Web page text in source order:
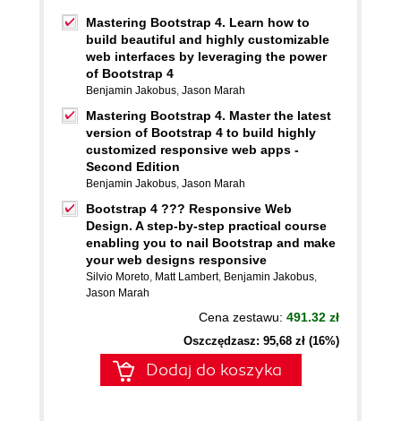
Mastering Bootstrap 4. Learn how to
build beautiful and highly customizable
web interfaces by leveraging the power
of Bootstrap 4
Benjamin Jakobus, Jason Marah
Mastering Bootstrap 4. Master the latest
version of Bootstrap 4 to build highly
customized responsive web apps -
Second Edition
Benjamin Jakobus, Jason Marah
Bootstrap 4 ??? Responsive Web
Design. A step-by-step practical course
enabling you to nail Bootstrap and make
your web designs responsive
Silvio Moreto, Matt Lambert, Benjamin Jakobus,
Jason Marah
Cena zestawu: 491.32 zł
Oszczędzasz: 95,68 zł (16%)
Dodaj do koszyka